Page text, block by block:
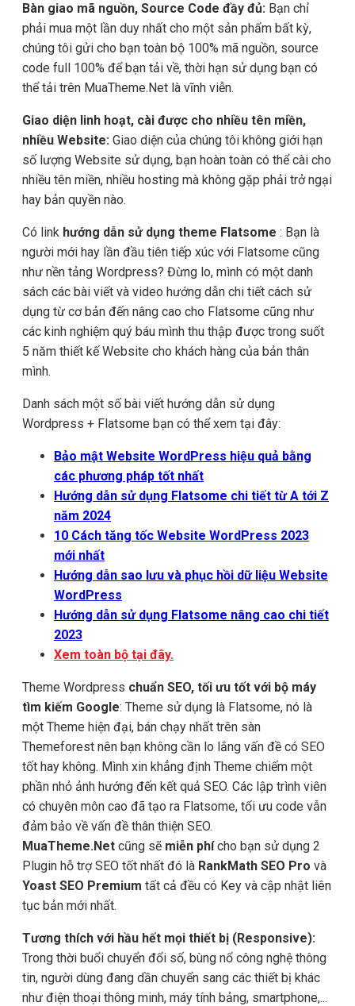
Bàn giao mã nguồn, Source Code đầy đủ: Bạn chỉ
phải mua một lần duy nhất cho một sản phẩm bất kỳ,
chúng tôi gửi cho bạn toàn bộ 100% mã nguồn, source
code full 100% để bạn tải về, thời hạn sử dụng bạn có
thể tải trên MuaTheme.Net là vĩnh viễn.
Giao diện linh hoạt, cài được cho nhiều tên miền,
nhiều Website: Giao diện của chúng tôi không giới hạn
số lượng Website sử dụng, bạn hoàn toàn có thể cài cho
nhiều tên miền, nhiều hosting mà không gặp phải trở ngại
hay bản quyền nào.
Có link hướng dẫn sử dụng theme Flatsome : Bạn là
người mới hay lần đầu tiên tiếp xúc với Flatsome cũng
như nền tảng Wordpress? Đừng lo, mình có một danh
sách các bài viết và video hướng dẫn chi tiết cách sử
dụng từ cơ bản đến nâng cao cho Flatsome cũng như
các kinh nghiệm quý báu mình thu thập được trong suốt
5 năm thiết kế Website cho khách hàng của bản thân
mình.
Danh sách một số bài viết hướng dẫn sử dụng
Wordpress + Flatsome bạn có thể xem tại đây:
Bảo mật Website WordPress hiệu quả bằng
các phương pháp tốt nhất
Hướng dẫn sử dụng Flatsome chi tiết từ A tới Z
năm 2024
10 Cách tăng tốc Website WordPress 2023
mới nhất
Hướng dẫn sao lưu và phục hồi dữ liệu Website
WordPress
Hướng dẫn sử dụng Flatsome nâng cao chi tiết
2023
Xem toàn bộ tại đây.
Theme Wordpress chuẩn SEO, tối ưu tốt với bộ máy
tìm kiếm Google: Theme sử dụng là Flatsome, nó là
một Theme hiện đại, bán chạy nhất trên sàn
Themeforest nên bạn không cần lo lắng vấn đề có SEO
tốt hay không. Mình xin khẳng định Theme chiếm một
phần nhỏ ảnh hướng đến kết quả SEO. Các lập trình viên
có chuyên môn cao đã tạo ra Flatsome, tối ưu code vẫn
đảm bảo về vấn đề thân thiện SEO.
MuaTheme.Net cũng sẽ miễn phícho bạn sử dụng 2
Plugin hỗ trợ SEO tốt nhất đó là RankMath SEO Pro và
Yoast SEO Premium tất cả đều có Key và cập nhật liên
tục bản mới nhất.
Tương thích với hầu hết mọi thiết bị (Responsive):
Trong thời buổi chuyển đổi số, bùng nổ công nghệ thông
tin, người dùng đang dần chuyển sang các thiết bị khác
như điện thoại thông minh, máy tính bảng, smartphone,...